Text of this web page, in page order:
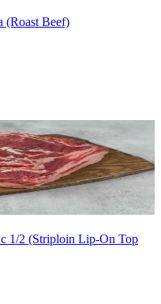
(Roast Beef)
1/2 (Striploin Lip-On Top